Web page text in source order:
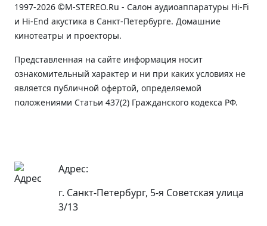
1997-2026 ©M-STEREO.Ru - Салон аудиоаппаратуры Hi-Fi
и Hi-End акустика в Санкт-Петербурге. Домашние
кинотеатры и проекторы.
Представленная на сайте информация носит
ознакомительный характер и ни при каких условиях не
является публичной офертой, определяемой
положениями Статьи 437(2) Гражданского кодекса РФ.
Адрес:
г. Санкт-Петербург, 5-я Советская улица
3/13